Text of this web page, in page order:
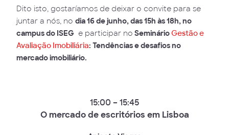
Dito isto, gostaríamos de deixar o convite para se
juntar a nós, no dia 16 de junho, das 15h às 18h, no
campus do ISEG e participar no SeminárioGestão e
Avaliação Imobiliária: Tendências e desafios no
mercado imobiliário.
15:00 – 15:45
O mercado de escritórios em Lisboa